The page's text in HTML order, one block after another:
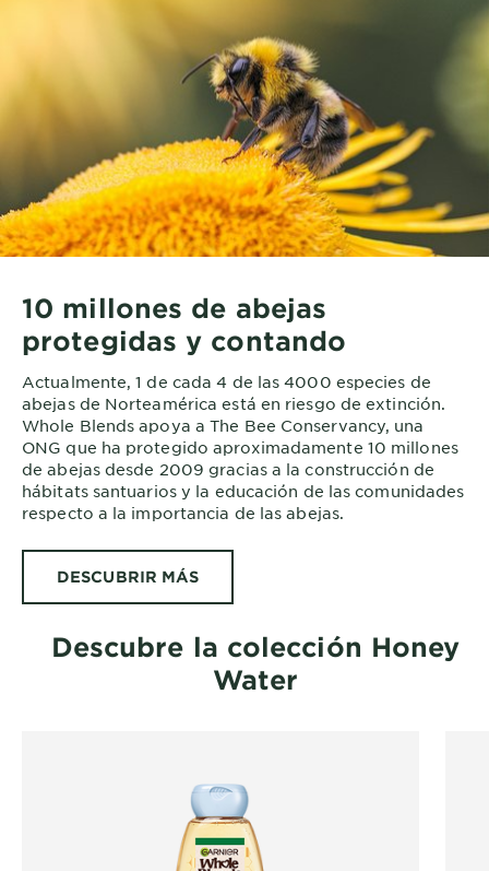
10 millones de abejas
protegidas y contando
Actualmente, 1 de cada 4 de las 4000 especies de
abejas de Norteamérica está en riesgo de extinción.
Whole Blends apoya a The Bee Conservancy, una
ONG que ha protegido aproximadamente 10 millones
de abejas desde 2009 gracias a la construcción de
hábitats santuarios y la educación de las comunidades
respecto a la importancia de las abejas.
DESCUBRIR MÁS
Descubre la colección Honey
Water